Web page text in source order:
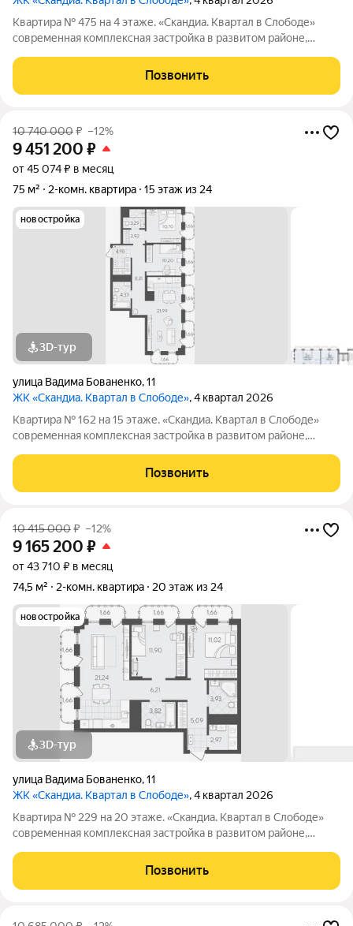
Квартира № 475 на 4 этаже. «Скандиа. Квартал в Слободе»
современная комплексная застройка в развитом районе,
многоуровневых паркингов. Доминантами проекта станут две
24-этажные секции. Квартал
Позвонить
10 740 000₽ –12%
9 451 200 ₽
от 45 074 ₽ в месяц
75 м²
2-комн. квартира 15 этаж из 24
новостройка
3D-тур
улица Вадима Бованенко,11
ЖК «Скандиа. Квартал в Слободе», 4 квартал 2026
Квартира № 162 на 15 этаже. «Скандиа. Квартал в Слободе»
современная комплексная застройка в развитом районе,
многоуровневых паркингов. Доминантами проекта станут две
24-этажные секции. Квартал
Позвонить
10 415 000₽ –12%
9 165 200 ₽
от 43 710 ₽ в месяц
74,5 м²
2-комн. квартира 20 этаж из 24
новостройка
3D-тур
улица Вадима Бованенко,11
ЖК «Скандиа. Квартал в Слободе», 4 квартал 2026
Квартира № 229 на 20 этаже. «Скандиа. Квартал в Слободе»
современная комплексная застройка в развитом районе,
многоуровневых паркингов. Доминантами проекта станут две
24-этажные секции. Квартал
Позвонить